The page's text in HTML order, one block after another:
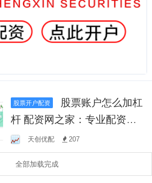
股票开户配资
杆 配资网之家：专业配资服
务平台，助您实现投资梦
想！
天创优配 207
全部加载完成